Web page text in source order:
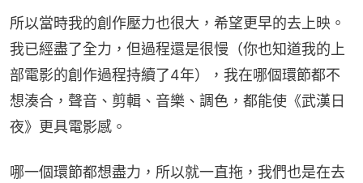
所以當時我的創作壓力也很大，希望更早的去上映。
我已經盡了全力，但過程還是很慢（你也知道我的上
部電影的創作過程持續了4年），我在哪個環節都不
想湊合，聲音、剪輯、音樂、調色，都能使《武漢日
夜》更具電影感。
哪一個環節都想盡力，所以就一直拖，我們也是在去